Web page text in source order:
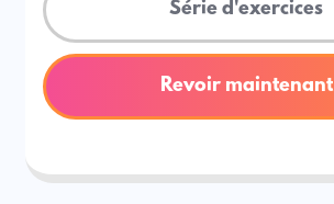
Série d'exercices
Revoir maintenant